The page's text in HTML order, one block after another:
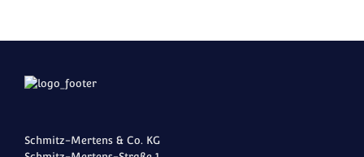
Schmitz-Mertens & Co. KG